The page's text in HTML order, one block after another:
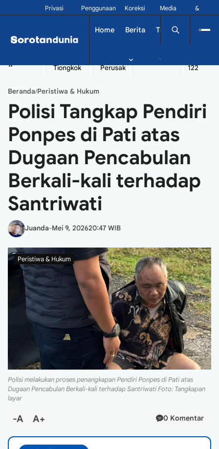
Privasi Penggunaan Koreksi
Media
&
Home Berita Tekno Dinamika
#
Tiongkok
Perusak
Seychelles
122
Beranda/Peristiwa & Hukum
Polisi Tangkap Pendiri
Ponpes di Pati atas
Dugaan Pencabulan
Berkali-kali terhadap
Santriwati
Juanda-Mei 9, 202620:47 WIB
Peristiwa & Hukum
Polisi melakukan proses penangkapan Pendiri Ponpes di Pati atas
Dugaan Pencabulan Berkali-kali terhadap Santriwati Foto: Tangkapan
layar
-A A+ 0 Komentar